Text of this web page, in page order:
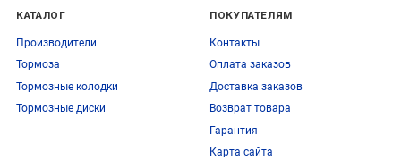
КАТАЛОГ
Производители
Тормоза
Тормозные колодки
Тормозные диски
ПОКУПАТЕЛЯМ
Контакты
Оплата заказов
Доставка заказов
Возврат товара
Гарантия
Карта сайта